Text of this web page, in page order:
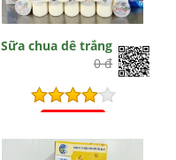
Sữa chua dê trắng
0 đ